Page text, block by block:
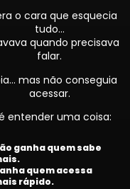
o cara que esquecia
tudo…
quando precisava
falar.
mas não conseguia
acessar.
entender uma coisa:
ganha quem sabe
quem acessa
rápido.